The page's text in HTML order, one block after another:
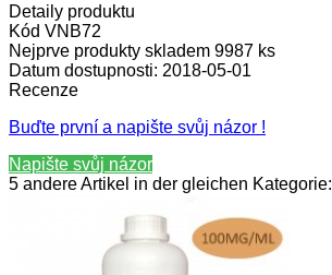
Detaily produktu
Kód VNB72
Nejprve produkty skladem 9987 ks
Datum dostupnosti: 2018-05-01
Recenze
Buďte první a napište svůj názor !
Napište svůj názor
5 andere Artikel in der gleichen Kategorie: